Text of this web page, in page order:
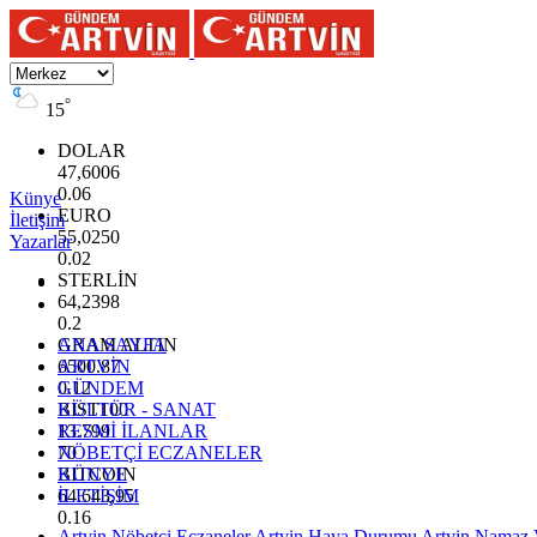
15°
DOLAR
47,6006
0.06
EURO
55,0250
0.02
STERLİN
64,2398
0.2
GRAM ALTIN
6500.87
0.12
BİST100
13.799
70
BITCOIN
64.643,95
0.16
Künye
İletişim
Yazarlar
ANA SAYFA
ARTVİN
GÜNDEM
KÜLTÜR - SANAT
RESMİ İLANLAR
NÖBETÇİ ECZANELER
KÜNYE
İLETİŞİM